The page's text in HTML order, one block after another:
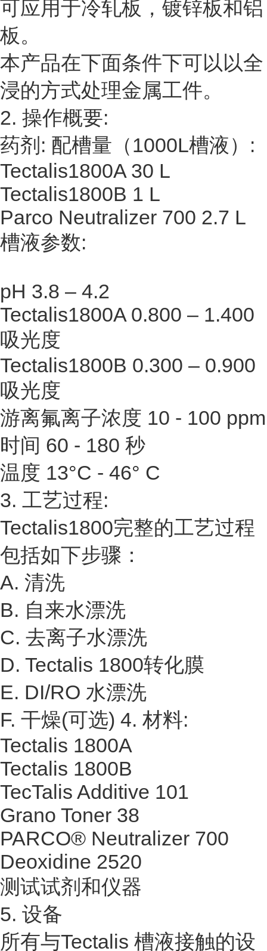
可应用于冷轧板，镀锌板和铝
板。
本产品在下面条件下可以以全
浸的方式处理金属工件。
2. 操作概要:
药剂: 配槽量（1000L槽液）:
Tectalis1800A 30 L
Tectalis1800B 1 L
Parco Neutralizer 700 2.7 L
槽液参数:
pH 3.8 – 4.2
Tectalis1800A 0.800 – 1.400
吸光度
Tectalis1800B 0.300 – 0.900
吸光度
游离氟离子浓度 10 - 100 ppm
时间 60 - 180 秒
温度 13°C - 46° C
3. 工艺过程:
Tectalis1800完整的工艺过程
包括如下步骤：
A. 清洗
B. 自来水漂洗
C. 去离子水漂洗
D. Tectalis 1800转化膜
E. DI/RO 水漂洗
F. 干燥(可选) 4. 材料:
Tectalis 1800A
Tectalis 1800B
TecTalis Additive 101
Grano Toner 38
PARCO® Neutralizer 700
Deoxidine 2520
测试试剂和仪器
5. 设备
所有与Tectalis 槽液接触的设